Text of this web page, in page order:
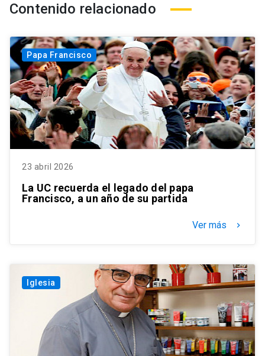
Contenido relacionado
Papa Francisco
23 abril 2026
La UC recuerda el legado del papa
Francisco, a un año de su partida
Ver más keyboard_arrow_right
Iglesia